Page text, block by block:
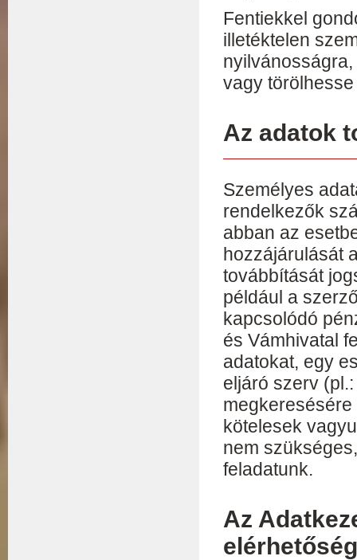
Fentiekkel
illetéktelen
vagy
Az adatok
Személyes
rendelkezők
abban az
hozzájárulását
továbbítását
például a
kapcsolódó
és Vámhivatal
adatokat, egy
eljáró szerv
kötelesek
nem
feladatunk.
Az